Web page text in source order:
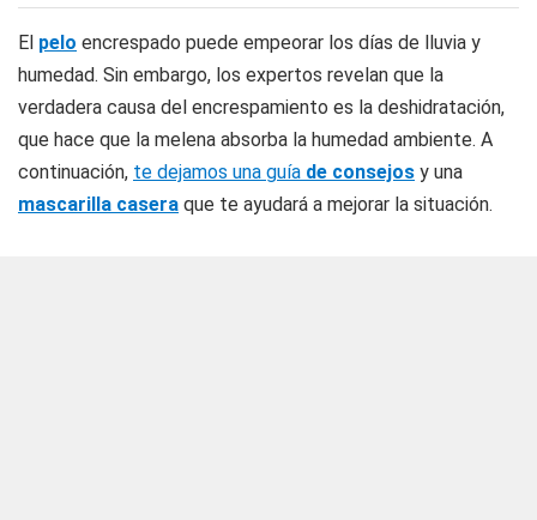
El pelo encrespado puede empeorar los días de lluvia y
humedad. Sin embargo, los expertos revelan que la
verdadera causa del encrespamiento es la deshidratación,
que hace que la melena absorba la humedad ambiente. A
continuación, te dejamos una guía de consejos y una
mascarilla casera que te ayudará a mejorar la situación.